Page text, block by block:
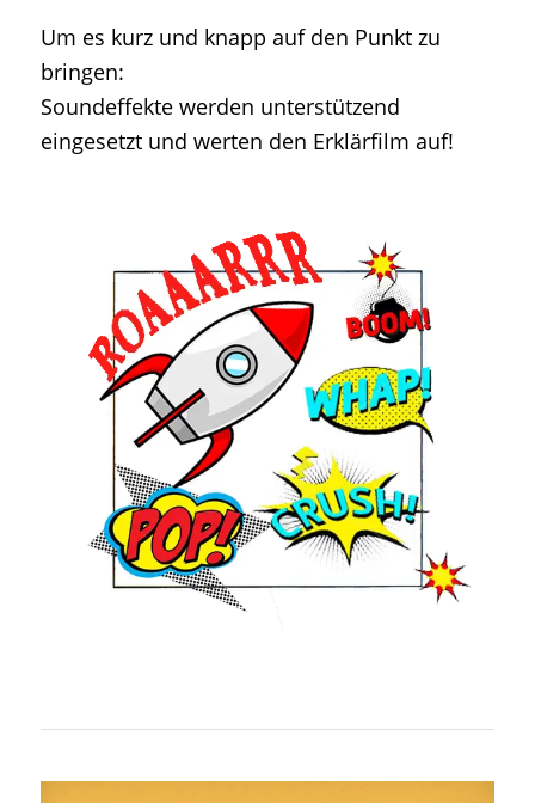
Um es kurz und knapp auf den Punkt zu
bringen:
Soundeffekte werden unterstützend
eingesetzt und werten den Erklärfilm auf!